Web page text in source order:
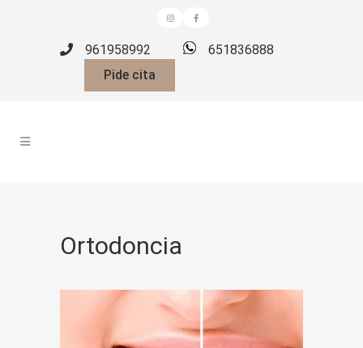
961958992
651836888
Pide cita
Ortodoncia